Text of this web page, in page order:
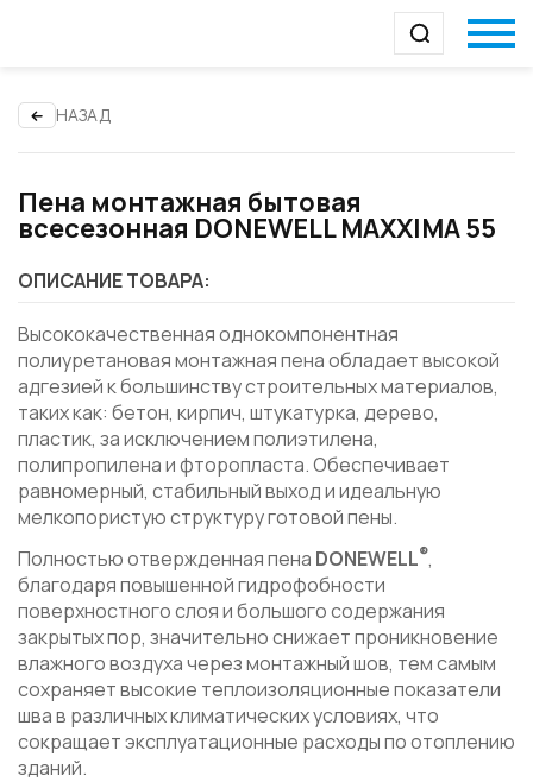
НАЗАД
Пена монтажная бытовая
всесезонная DONEWELL MAXXIMA 55
ОПИСАНИЕ ТОВАРА:
Высококачественная однокомпонентная
полиуретановая монтажная пена обладает высокой
адгезией к большинству строительных материалов,
таких как: бетон, кирпич, штукатурка, дерево,
пластик, за исключением полиэтилена,
полипропилена и фторопласта. Обеспечивает
равномерный, стабильный выход и идеальную
мелкопористую структуру готовой пены.
Полностью отвержденная пена DONEWELL®,
благодаря повышенной гидрофобности
поверхностного слоя и большого содержания
закрытых пор, значительно снижает проникновение
влажного воздуха через монтажный шов, тем самым
сохраняет высокие теплоизоляционные показатели
шва в различных климатических условиях, что
сокращает эксплуатационные расходы по отоплению
зданий.